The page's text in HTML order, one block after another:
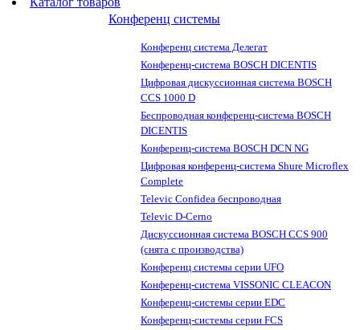
Конференц системы
Конференц система Делегат
Конференц-система BOSCH DICENTIS
Цифровая дискуссионная система BOSCH
CCS 1000 D
Беспроводная конференц-система BOSCH
DICENTIS
Конференц-система BOSCH DCN NG
Цифровая конференц-система Shure Microflex
Complete
Televic Confidea беспроводная
Televic D-Cerno
Дискуссионная система BOSCH CCS 900
(снята с производства)
Конференц системы серии UFO
Конференц-система VISSONIC CLEACON
Конференц-системы серии EDC
Конференц-системы серии FCS